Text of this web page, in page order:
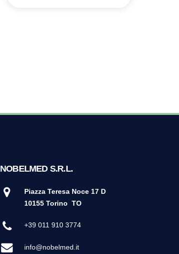
NOBELMED S.R.L.
Piazza Teresa Noce 17 D
10155 Torino TO
+39 011 910 3774
info@nobelmed.it